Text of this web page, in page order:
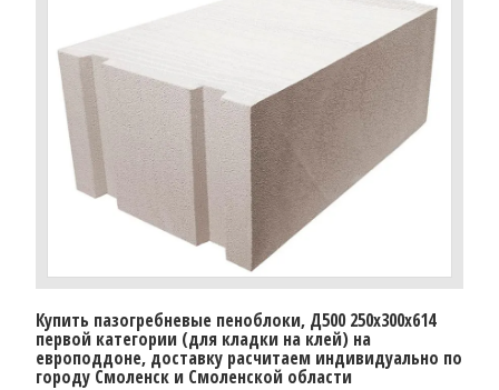
Купить пазогребневые пеноблоки, Д500 250x300x614
первой категории (для кладки на клей) на
европоддоне, доставку расчитаем индивидуально по
городу Смоленск и Смоленской области